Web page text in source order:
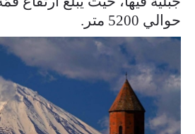
حوالي 5200 متر.